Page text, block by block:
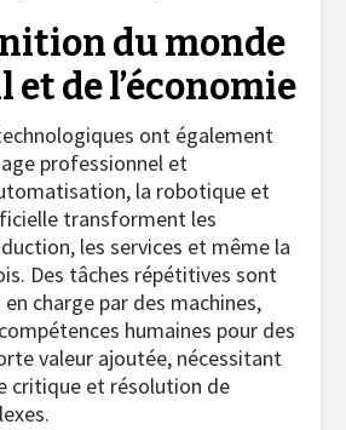
du monde
de l’économie
ont également
professionnel et
la robotique et
transforment les
les services et même la
Des tâches répétitives sont
charge par des machines,
humaines pour des
valeur ajoutée, nécessitant
critique et résolution de